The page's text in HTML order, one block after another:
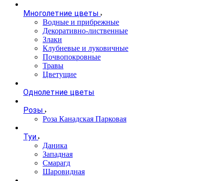
Многолетние цветы
Водные и прибрежные
Декоративно-лиственные
Злаки
Клубневые и луковичные
Почвопокровные
Травы
Цветущие
Однолетние цветы
Розы
Роза Канадская Парковая
Туи
Даника
Западная
Смарагд
Шаровидная